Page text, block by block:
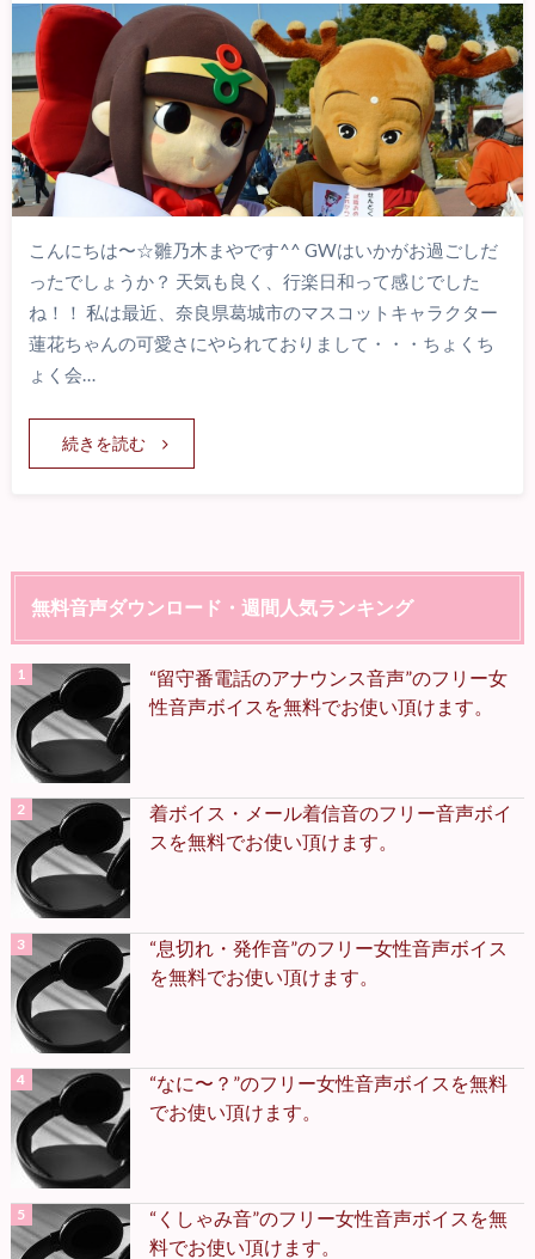
こんにちは〜☆雛乃木まやです^^ GWはいかがお過ごしだ
ったでしょうか？ 天気も良く、行楽日和って感じでした
ね！！ 私は最近、奈良県葛城市のマスコットキャラクター
蓮花ちゃんの可愛さにやられておりまして・・・ちょくち
ょく会…
続きを読む
無料音声ダウンロード・週間人気ランキング
“留守番電話のアナウンス音声”のフリー女
性音声ボイスを無料でお使い頂けます。
着ボイス・メール着信音のフリー音声ボイ
スを無料でお使い頂けます。
“息切れ・発作音”のフリー女性音声ボイス
を無料でお使い頂けます。
“なに〜？”のフリー女性音声ボイスを無料
でお使い頂けます。
“くしゃみ音”のフリー女性音声ボイスを無
料でお使い頂けます。